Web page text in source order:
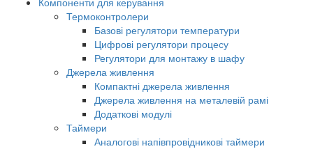
Термоконтролери
Базові регулятори температури
Цифрові регулятори процесу
Регулятори для монтажу в шафу
Джерела живлення
Компактні джерела живлення
Джерела живлення на металевій рамі
Додаткові модулі
Таймери
Аналогові напівпровідникові таймери